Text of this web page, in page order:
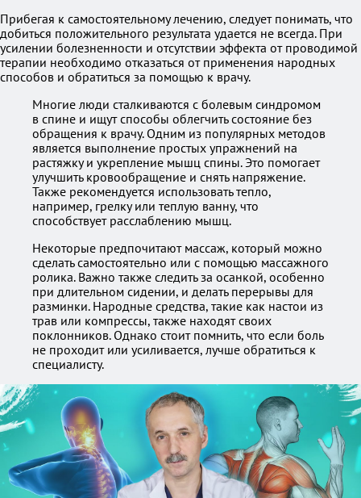
Прибегая к самостоятельному лечению, следует понимать, что
добиться положительного результата удается не всегда. При
усилении болезненности и отсутствии эффекта от проводимой
терапии необходимо отказаться от применения народных
способов и обратиться за помощью к врачу.
Многие люди сталкиваются с болевым синдромом
в спине и ищут способы облегчить состояние без
обращения к врачу. Одним из популярных методов
является выполнение простых упражнений на
растяжку и укрепление мышц спины. Это помогает
улучшить кровообращение и снять напряжение.
Также рекомендуется использовать тепло,
например, грелку или теплую ванну, что
способствует расслаблению мышц.
Некоторые предпочитают массаж, который можно
сделать самостоятельно или с помощью массажного
ролика. Важно также следить за осанкой, особенно
при длительном сидении, и делать перерывы для
разминки. Народные средства, такие как настои из
трав или компрессы, также находят своих
поклонников. Однако стоит помнить, что если боль
не проходит или усиливается, лучше обратиться к
специалисту.